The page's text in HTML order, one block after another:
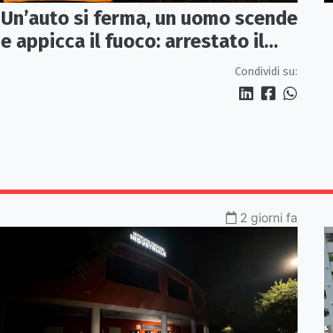
Un’auto si ferma, un uomo scende
e appicca il fuoco: arrestato il
(presunto) piromane di Morano
Condividi su:
2 giorni fa